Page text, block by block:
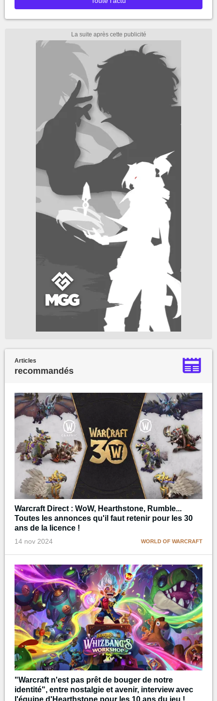
Articles
recommandés
Warcraft Direct : WoW, Hearthstone, Rumble...
Toutes les annonces qu'il faut retenir pour les 30
ans de la licence !
14 nov 2024 WORLD OF WARCRAFT
"Warcraft n'est pas prêt de bouger de notre
identité", entre nostalgie et avenir, interview avec
l'équipe d'Hearthstone pour les 10 ans du jeu !